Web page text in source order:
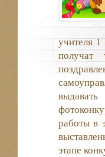
учителя
получат
работы в
этапе